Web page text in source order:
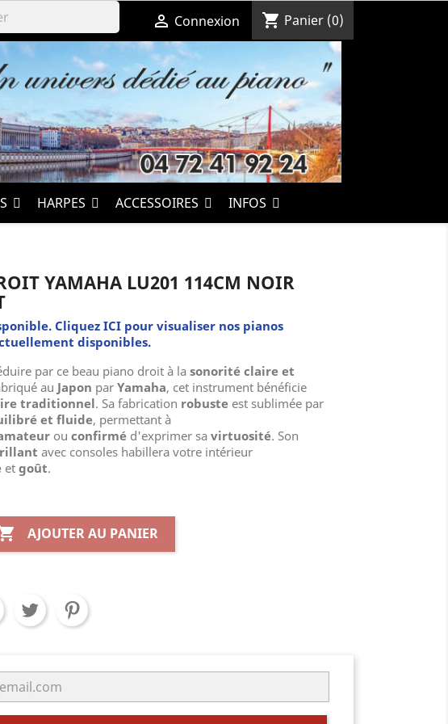
 Connexion shopping_cart Panier (0)
HARPES ACCESSOIRES INFOS
YAMAHA LU201 114CM NOIR
Cliquez ICI pour visualiser nos pianos
disponibles.
par ce beau piano droit à la sonorité claire et
au Japon par Yamaha, cet instrument bénéficie
traditionnel. Sa fabrication robuste est sublimée par
et fluide, permettant à
ou confirmé d'exprimer sa virtuosité. Son
avec consoles habillera votre intérieur
et goût.
AJOUTER AU PANIER